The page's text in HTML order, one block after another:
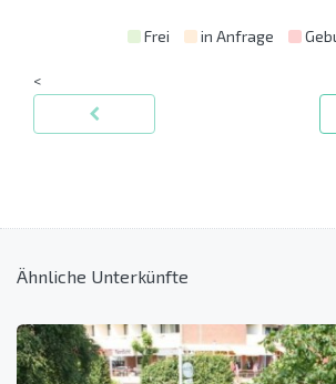
Frei in Anfrage
<
Ähnliche Unterkünfte